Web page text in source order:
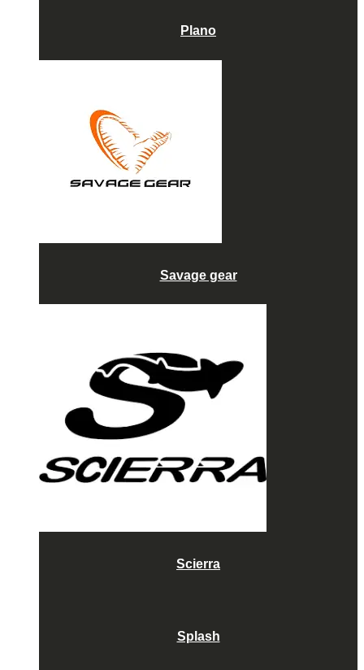
Plano
Savage gear
Scierra
Splash